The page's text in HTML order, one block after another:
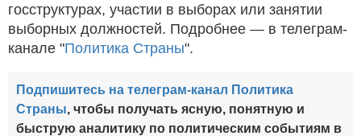
госструктурах, участии в выборах или занятии
выборных должностей. Подробнее — в телеграм-
канале "Политика Страны".
Подпишитесь на телеграм-канал Политика
Страны, чтобы получать ясную, понятную и
быструю аналитику по политическим событиям в